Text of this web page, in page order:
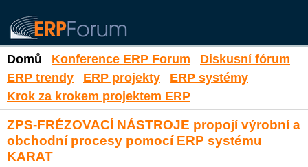
Domů Konference ERP Forum
Diskusní fórum
ERP trendy
ERP projekty
ERP systémy
Krok za krokem projektem ERP
ZPS-FRÉZOVACÍ NÁSTROJE propojí výrobní a
obchodní procesy pomocí ERP systému
KARAT